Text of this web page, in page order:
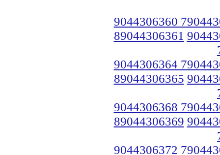
9044306360
89044306361
9044306364
89044306365
9044306368
89044306369
9044306372